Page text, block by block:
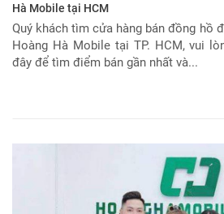
Hà Mobile tại HCM
Quý khách tìm cửa hàng bán đồng hồ
Hoàng Hà Mobile tại TP. HCM, vui
đây để tìm điểm bán gần nhất và...